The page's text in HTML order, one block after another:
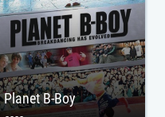
Planet B-Boy